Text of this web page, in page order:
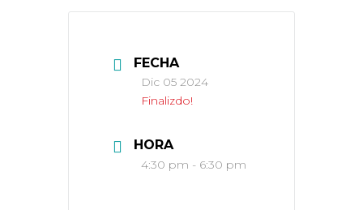
FECHA
Dic 05 2024
Finalizdo!
HORA
4:30 pm - 6:30 pm